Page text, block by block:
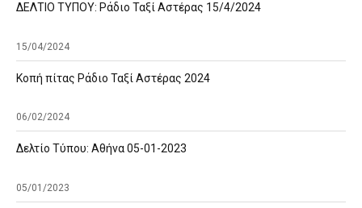
ΔΕΛΤΙΟ ΤΥΠΟΥ: Ράδιο Ταξί Αστέρας 15/4/2024
15/04/2024
Κοπή πίτας Ράδιο Ταξί Αστέρας 2024
06/02/2024
Δελτίο Τύπου: Αθήνα 05-01-2023
05/01/2023